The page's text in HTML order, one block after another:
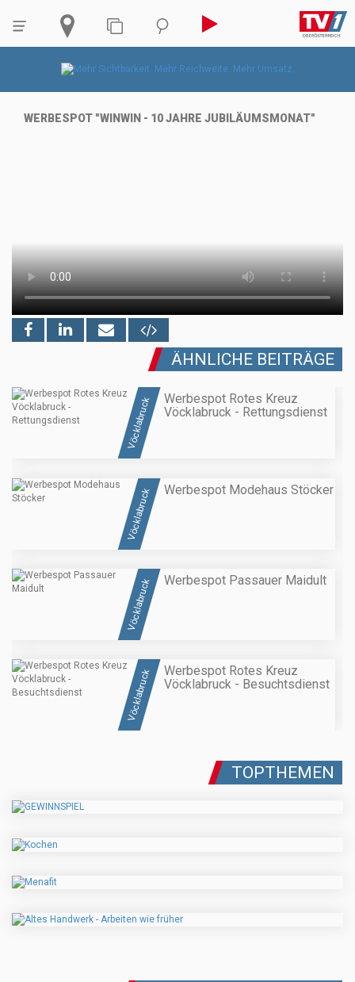
WERBESPOT "WINWIN - 10 JAHRE JUBILÄUMSMONAT"
ÄHNLICHE BEITRÄGE
Vöcklabruck
Werbespot Rotes Kreuz
Vöcklabruck - Rettungsdienst
Vöcklabruck Werbespot Modehaus Stöcker
Vöcklabruck Werbespot Passauer Maidult
Vöcklabruck
Werbespot Rotes Kreuz
Vöcklabruck - Besuchtsdienst
TOPTHEMEN